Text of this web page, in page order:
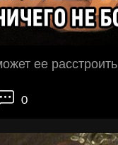
ее
0